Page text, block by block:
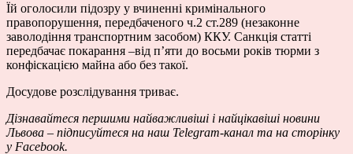
Їй оголосили підозру у вчиненні кримінального
правопорушення, передбаченого ч.2 ст.289 (незаконне
заволодіння транспортним засобом) ККУ. Санкція статті
передбачає покарання –від п’яти до восьми років тюрми з
конфіскацією майна або без такої.
Досудове розслідування триває.
Дізнавайтеся першими найважливіші і найцікавіші новини
Львова – підписуйтеся на наш Telegram-канал та на сторінку
у Facebook.